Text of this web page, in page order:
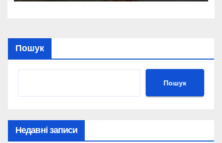
Пошук
Пошук
Недавні записи